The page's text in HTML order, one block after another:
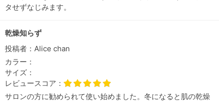
タせずなじみます。
乾燥知らず
投稿者： Alice chan
カラー：
サイズ：
レビュースコア：
サロンの方に勧められて使い始めました。冬になると肌の乾燥